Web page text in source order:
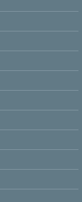
FacebookYouTube